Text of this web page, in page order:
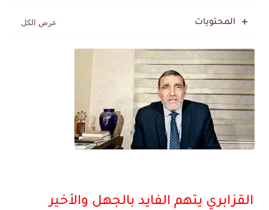
المحتويات
القزابري يتهم الفايد بالجهل والأخير